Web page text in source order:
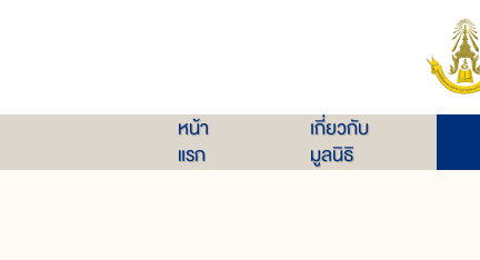
หน้า
แรก
เกี่ยวกับ
มูลนิธิ